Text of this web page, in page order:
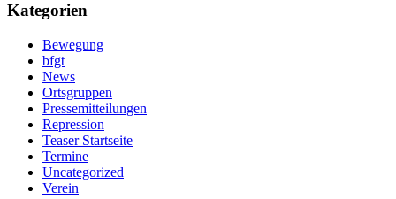
Kategorien
Bewegung
bfgt
News
Ortsgruppen
Pressemitteilungen
Repression
Teaser Startseite
Termine
Uncategorized
Verein